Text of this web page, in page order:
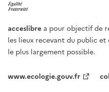
acceslibre a pour objectif de
les lieux recevant du public
le plus largement possible.
www.ecologie.gouv.fr